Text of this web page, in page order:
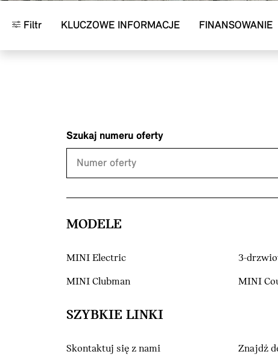
Filtr KLUCZOWE INFORMACJE FINANSOWANIE
Szukaj numeru oferty
MODELE
MINI Electric 3-
MINI Clubman MINI
SZYBKIE LINKI
Skontaktuj się z nami Znajdź